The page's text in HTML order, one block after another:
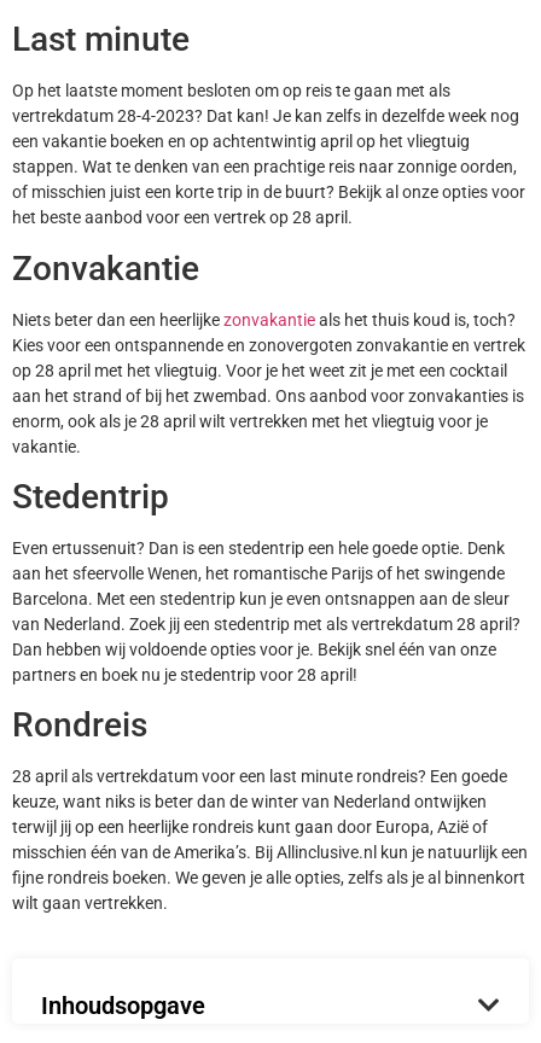
Last minute
Op het laatste moment besloten om op reis te gaan met als
vertrekdatum 28-4-2023? Dat kan! Je kan zelfs in dezelfde week nog
een vakantie boeken en op achtentwintig april op het vliegtuig
stappen. Wat te denken van een prachtige reis naar zonnige oorden,
of misschien juist een korte trip in de buurt? Bekijk al onze opties voor
het beste aanbod voor een vertrek op 28 april.
Zonvakantie
Niets beter dan een heerlijkezonvakantieals het thuis koud is, toch?
Kies voor een ontspannende en zonovergoten zonvakantie en vertrek
op 28 april met het vliegtuig. Voor je het weet zit je met een cocktail
aan het strand of bij het zwembad. Ons aanbod voor zonvakanties is
enorm, ook als je 28 april wilt vertrekken met het vliegtuig voor je
vakantie.
Stedentrip
Even ertussenuit? Dan is een stedentrip een hele goede optie. Denk
aan het sfeervolle Wenen, het romantische Parijs of het swingende
Barcelona. Met een stedentrip kun je even ontsnappen aan de sleur
van Nederland. Zoek jij een stedentrip met als vertrekdatum 28 april?
Dan hebben wij voldoende opties voor je. Bekijk snel één van onze
partners en boek nu je stedentrip voor 28 april!
Rondreis
28 april als vertrekdatum voor een last minute rondreis? Een goede
keuze, want niks is beter dan de winter van Nederland ontwijken
terwijl jij op een heerlijke rondreis kunt gaan door Europa, Azië of
misschien één van de Amerika’s. Bij Allinclusive.nl kun je natuurlijk een
fijne rondreis boeken. We geven je alle opties, zelfs als je al binnenkort
wilt gaan vertrekken.
Inhoudsopgave